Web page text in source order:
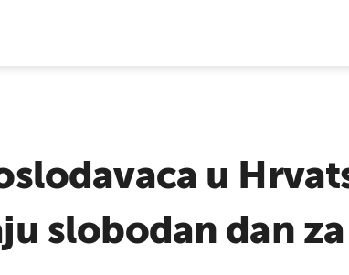
u
slobodan dan